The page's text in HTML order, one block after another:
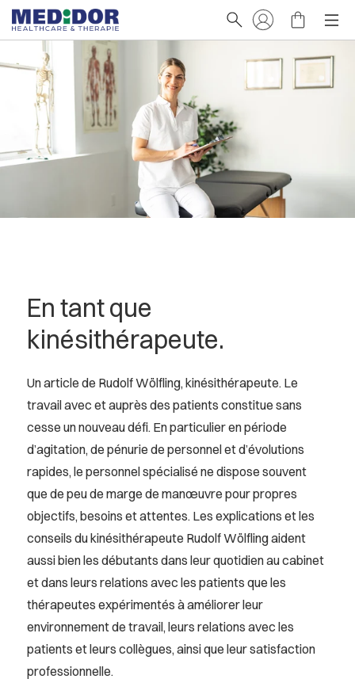
En tant que
kinésithérapeute.
Un article de Rudolf Wölfling, kinésithérapeute. Le
travail avec et auprès des patients constitue sans
cesse un nouveau défi. En particulier en période
d’agitation, de pénurie de personnel et d’évolutions
rapides, le personnel spécialisé ne dispose souvent
que de peu de marge de manœuvre pour propres
objectifs, besoins et attentes. Les explications et les
conseils du kinésithérapeute Rudolf Wölfling aident
aussi bien les débutants dans leur quotidien au cabinet
et dans leurs relations avec les patients que les
thérapeutes expérimentés à améliorer leur
environnement de travail, leurs relations avec les
patients et leurs collègues, ainsi que leur satisfaction
professionnelle.